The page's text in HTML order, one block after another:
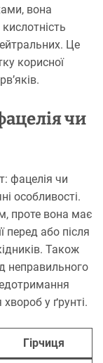
вона
Це
корисної
чи
фацелія чи
особливості.
проте вона має
перед або після
Також
неправильного
у ґрунті.
Гірчиця